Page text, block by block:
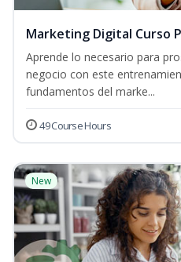
Marketing Digital Curso
Aprende lo necesario para
negocio con este
fundamentos del marke...
49 Course Hours
New